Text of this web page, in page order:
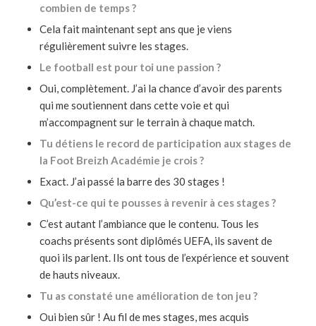
combien de temps ?
Cela fait maintenant sept ans que je viens
régulièrement suivre les stages.
Le football est pour toi une passion ?
Oui, complètement. J’ai la chance d’avoir des parents
qui me soutiennent dans cette voie et qui
m’accompagnent sur le terrain à chaque match.
Tu détiens le record de participation aux stages de
la Foot Breizh Académie je crois ?
Exact. J’ai passé la barre des 30 stages !
Qu’est-ce qui te pousses à revenir à ces stages ?
C’est autant l’ambiance que le contenu. Tous les
coachs présents sont diplômés UEFA, ils savent de
quoi ils parlent. Ils ont tous de l’expérience et souvent
de hauts niveaux.
Tu as constaté une amélioration de ton jeu ?
Oui bien sûr ! Au fil de mes stages, mes acquis